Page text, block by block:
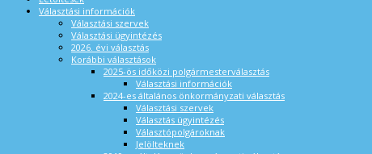
Választási információk
Választási szervek
Választási ügyintézés
2026. évi választás
Korábbi választások
2025-ös időközi polgármesterválasztás
Választási információk
2024-es általános önkormányzati választás
Választási szervek
Választás ügyintézés
Választópolgároknak
Jelölteknek